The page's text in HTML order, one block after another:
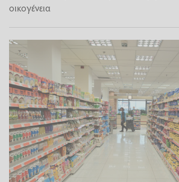
οικογένεια